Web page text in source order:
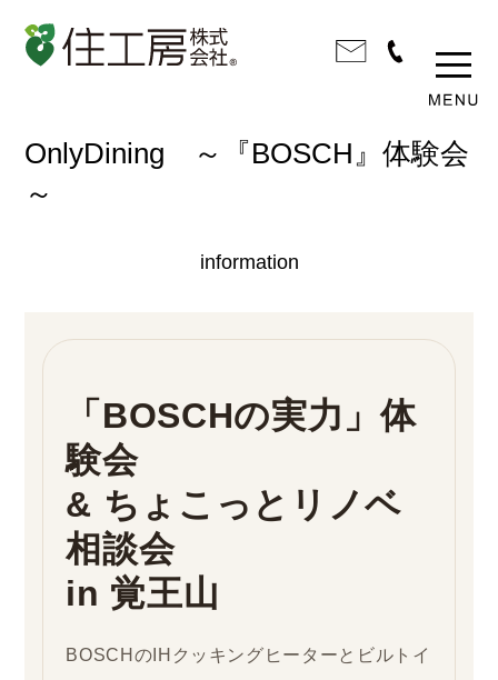
OnlyDining ～『BOSCH』体験会
～
information
「BOSCHの実力」体
験会
& ちょこっとリノベ
相談会
in 覚王山
BOSCHのIHクッキングヒーターとビルトイ